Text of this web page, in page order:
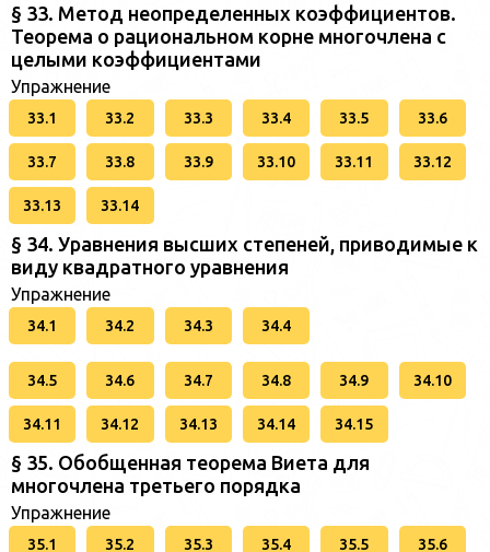
§ 33. Метод неопределенных коэффициентов.
Теорема о рациональном корне многочлена с
целыми коэффициентами
Упражнение
33.1 33.2 33.3 33.4 33.5 33.6
33.7 33.8 33.9 33.10 33.11 33.12
33.13 33.14
§ 34. Уравнения высших степеней, приводимые к
виду квадратного уравнения
Упражнение
34.1 34.2 34.3 34.4
34.5 34.6 34.7 34.8 34.9 34.10
34.11 34.12 34.13 34.14 34.15
§ 35. Обобщенная теорема Виета для
многочлена третьего порядка
Упражнение
35.1 35.2 35.3 35.4 35.5 35.6